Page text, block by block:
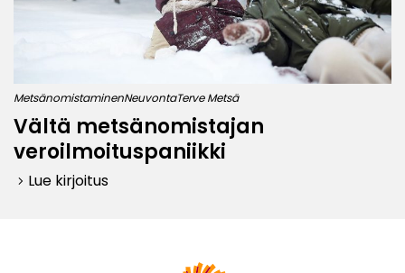
MetsänomistaminenNeuvontaTerve Metsä
Vältä metsänomistajan
veroilmoituspaniikki
keyboard_arrow_right Lue kirjoitus